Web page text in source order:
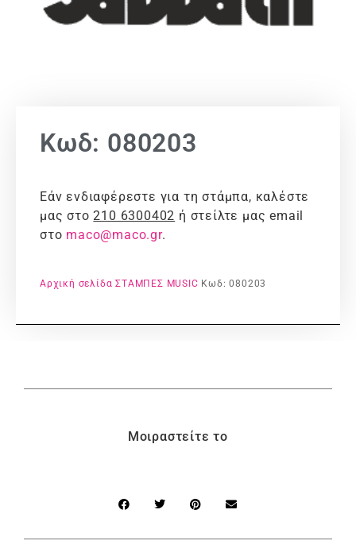
Κωδ: 080203
Εάν ενδιαφέρεστε για τη στάμπα, καλέστε
μας στο210 6300402 ή στείλτε μας email
στο maco@maco.gr.
Αρχική σελίδα ΣΤΑΜΠΕΣ MUSIC Κωδ: 080203
Μοιραστείτε το